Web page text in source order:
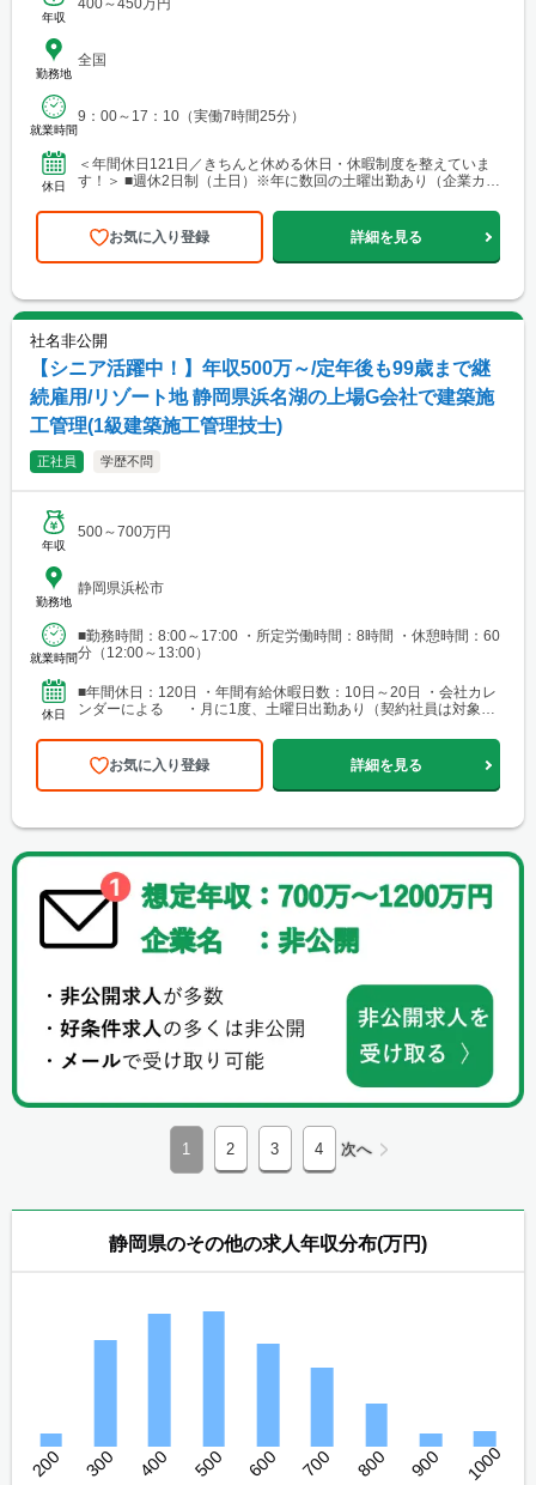
年収
勤務地
全国
就業時間
9：00～17：10（実働7時間25分）
休日
＜年間休日121日／きちんと休める休日・休暇制度を整えていま
す！＞ ■週休2日制（土日）※年に数回の土曜出勤あり（企業カレ
お気に入り登録 詳細を見る
社名非公開
【シニア活躍中！】年収500万～/定年後も99歳まで継
続雇用/リゾート地 静岡県浜名湖の上場G会社で建築施
工管理(1級建築施工管理技士)
正社員 学歴不問
年収
500～700万円
勤務地
静岡県浜松市
就業時間
■勤務時間：8:00～17:00 ・所定労働時間：8時間 ・休憩時間：60
分（12:00～13:00）
休日
■年間休日：120日 ・年間有給休暇日数：10日～20日 ・会社カレ
ンダーによる ・月に1度、土曜日出勤あり（契約社員は対象
お気に入り登録 詳細を見る
1 2 3 4 次へ
静岡県のその他の求人年収分布(万円)
200 300 400 500 600 700 800 900 1000